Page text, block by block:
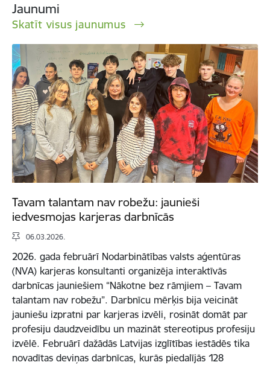
Jaunumi
Skatīt visus jaunumus
Tavam talantam nav robežu: jaunieši
iedvesmojas karjeras darbnīcās
06.03.2026.
2026. gada februārī Nodarbinātības valsts aģentūras
(NVA) karjeras konsultanti organizēja interaktīvās
darbnīcas jauniešiem “Nākotne bez rāmjiem – Tavam
talantam nav robežu”. Darbnīcu mērķis bija veicināt
jauniešu izpratni par karjeras izvēli, rosināt domāt par
profesiju daudzveidību un mazināt stereotipus profesiju
izvēlē. Februārī dažādās Latvijas izglītības iestādēs tika
novadītas deviņas darbnīcas, kurās piedalījās 128